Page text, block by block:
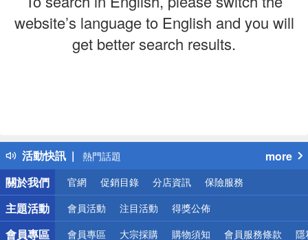
website’s language to English and you will
get better search results.
活動快訊
得獎公告
熱門話題
銀行優惠
偏遠地區配送
詐騙網頁！請小心！
more
關於我們
官網 促銷目錄 分店資訊 保險服務
主題活動 會員活動 注目活動 得獎公佈
會員專區 會員專區 大宗採購 購物須知 會員服務條款 隱